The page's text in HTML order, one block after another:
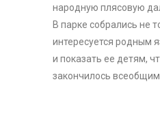
народную плясовую
В парке собрались не
интересуется родным
и показать ее детям,
закончилось всеобщим